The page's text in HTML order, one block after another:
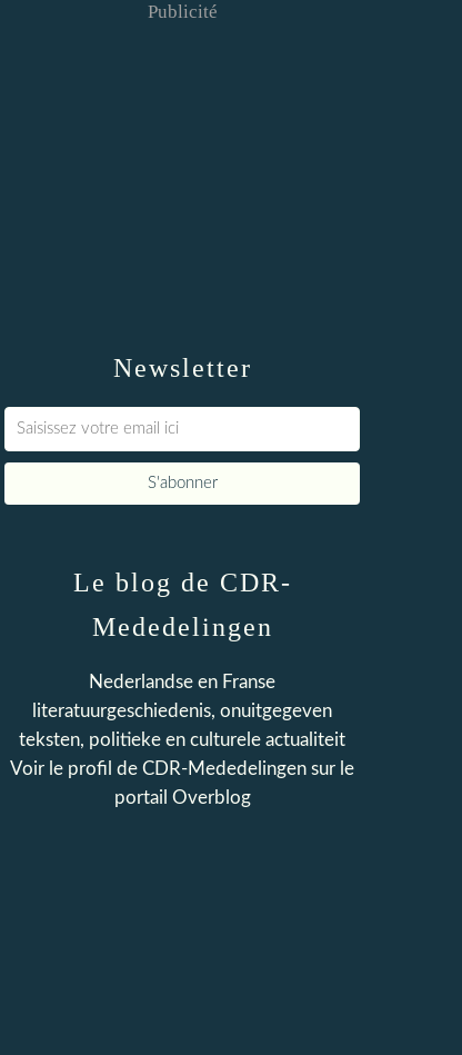
Newsletter
Publicité
Le blog de CDR-
Mededelingen
Nederlandse en Franse
literatuurgeschiedenis, onuitgegeven
teksten, politieke en culturele actualiteit
Voir le profil de CDR-Mededelingen sur le
portail Overblog